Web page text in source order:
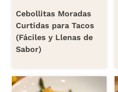
Cebollitas Moradas
Curtidas para Tacos
(Fáciles y Llenas de
Sabor)